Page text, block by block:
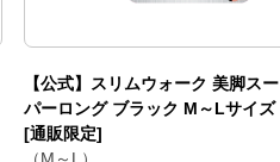
【公式】スリムウォーク 美脚スー
パーロング ブラック M～Lサイズ
[通販限定]